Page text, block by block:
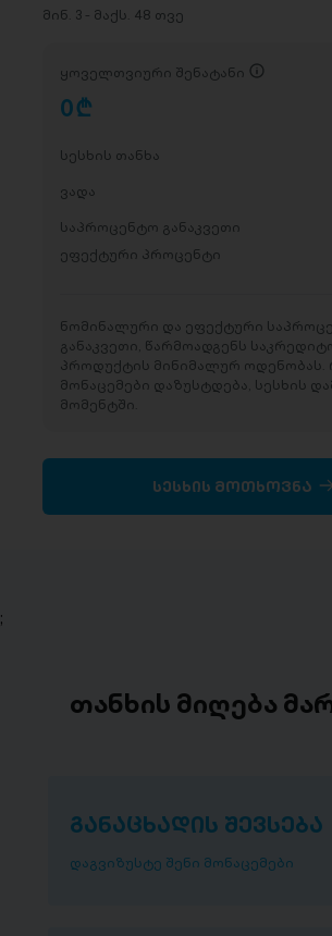
მინ. 3 - მაქს. 48 თვე
ყოველთვიური შენატანი
0D
სესხის თანხა
ვადა
საპროცენტო განაკვეთი
ეფექტური პროცენტი
ნომინალური და ეფექტური
განაკვეთი, წარმოადგენს
პროდუქტის მინიმალურ
მონაცემები დაზუსტდება, სესხის
მომენტში.
სესხის მოთხოვნა
;
თანხის მიღება
განაცხადის შევსება
დაგვიზუსტე შენი მონაცემები